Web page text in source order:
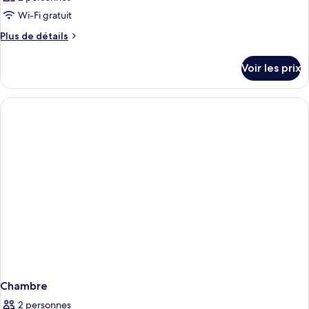
Wi-Fi gratuit
Plus de détails
Plus
le
type
de
Voir les prix
Chambre
2 personnes